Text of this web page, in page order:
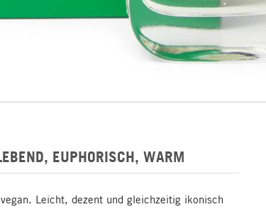
EUPHORISCH, WARM
Leicht, dezent und gleichzeitig ikonisch